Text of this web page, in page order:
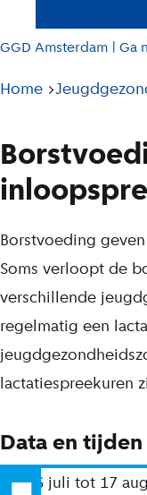
GGD Amsterdam | Ga
Pad
huidige
pagina
Home
L
i
j
s
t
Borstvoeding
Soms verloopt de
verschillende
regelmatig een
lactatiespreekuren
Data en
Van 6 juli tot 17